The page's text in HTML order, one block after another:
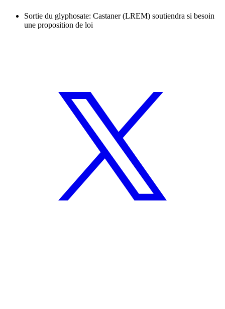
Sortie du glyphosate: Castaner (LREM) soutiendra si besoin
une proposition de loi